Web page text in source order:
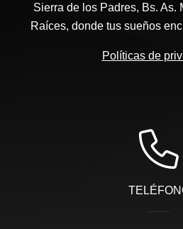
Sierra de los Padres, Bs. As.
Raíces, donde tus sueños
Políticas de